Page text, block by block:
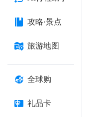
攻略·景点
旅游地图
全球购
礼品卡